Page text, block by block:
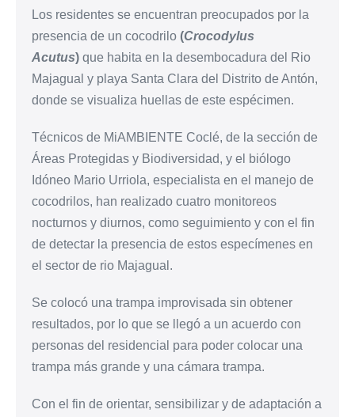
Los residentes se encuentran preocupados por la
presencia de un cocodrilo (Crocodylus
Acutus) que habita en la desembocadura del Rio
Majagual y playa Santa Clara del Distrito de Antón,
donde se visualiza huellas de este espécimen.
Técnicos de MiAMBIENTE Coclé, de la sección de
Áreas Protegidas y Biodiversidad, y el biólogo
Idóneo Mario Urriola, especialista en el manejo de
cocodrilos, han realizado cuatro monitoreos
nocturnos y diurnos, como seguimiento y con el fin
de detectar la presencia de estos especímenes en
el sector de rio Majagual.
Se colocó una trampa improvisada sin obtener
resultados, por lo que se llegó a un acuerdo con
personas del residencial para poder colocar una
trampa más grande y una cámara trampa.
Con el fin de orientar, sensibilizar y de adaptación a